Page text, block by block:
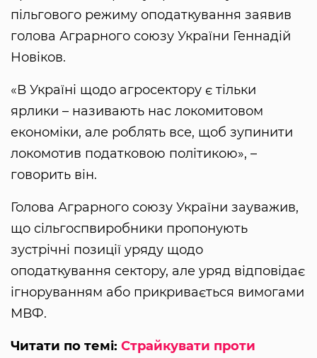
пільгового режиму оподаткування заявив
голова Аграрного союзу України Геннадій
Новіков.
«В Україні щодо агросектору є тільки
ярлики – називають нас локомитовом
економіки, але роблять все, щоб зупинити
локомотив податковою політикою», –
говорить він.
Голова Аграрного союзу України зауважив,
що сільгоспвиробники пропонують
зустрічні позиції уряду щодо
оподаткування сектору, але уряд відповідає
ігноруванням або прикривається вимогами
МВФ.
Читати по темі: Страйкувати проти